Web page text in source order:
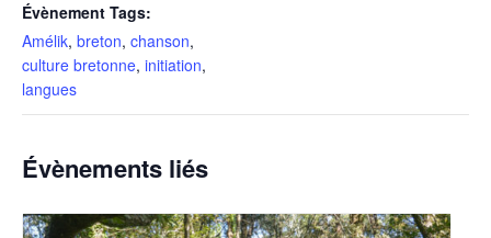
Évènement Tags:
Amélik, breton, chanson,
culture bretonne, initiation,
langues
Évènements liés